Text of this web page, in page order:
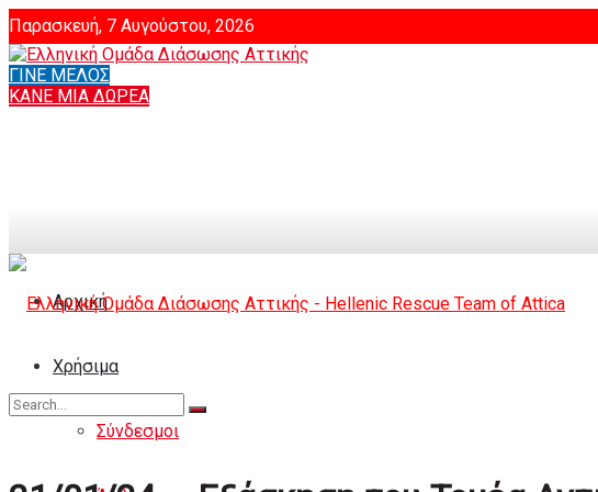
Παρασκευή, 7 Αυγούστου, 2026
Login
ΓΙΝΕ ΜΕΛΟΣ
ΚΑΝΕ ΜΙΑ ΔΩΡΕΑ
Αρχική
Χρήσιμα
Σύνδεσμοι